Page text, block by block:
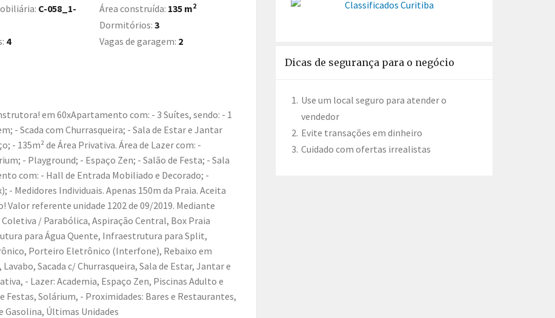
C-058_1-
Área construída: 135 m2
Dormitórios: 3
4 Vagas de garagem: 2
- Scada com Churrasqueira; - Sala de Estar e Jantar
- 135m² de Área Privativa. Área de Lazer com: -
- Playground; - Espaço Zen; - Salão de Festa; - Sala
com: - Hall de Entrada Mobiliado e Decorado; -
- Medidores Individuais. Apenas 150m da Praia. Aceita
referente unidade 1202 de 09/2019. Mediante
/ Parabólica, Aspiração Central, Box Praia
para Água Quente, Infraestrutura para Split,
Porteiro Eletrônico (Interfone), Rebaixo em
Sacada c/ Churrasqueira, Sala de Estar, Jantar e
- Lazer: Academia, Espaço Zen, Piscinas Adulto e
Solárium, - Proximidades: Bares e Restaurantes,
Gasolina, Últimas Unidades
Dicas de segurança para o negócio
Use um local seguro para atender o
vendedor
Evite transações em dinheiro
Cuidado com ofertas irrealistas